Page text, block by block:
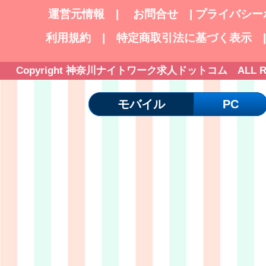
運営元情報 お問合せ
プライバシ
利用規約| 特定商取引法に基づく表示
Copyright 神奈川ナイトワーク求人ドットコム ALL
モバイル PC